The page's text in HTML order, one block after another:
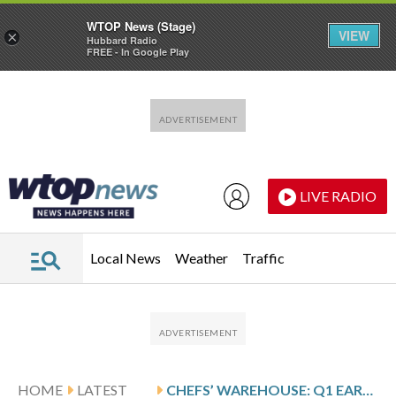
LIVE RADIO
Local News Weather Traffic
HOME
LATEST
CHEFS’ WAREHOUSE: Q1 EARNINGS SNAPSHOT
×
WTOP News (Stage)
Hubbard Radio
FREE - In Google Play
VIEW